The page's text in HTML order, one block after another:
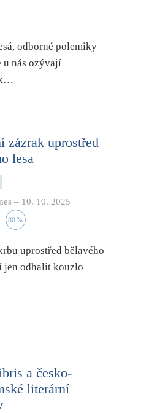
odborné polemiky
u nás ozývají
zázrak uprostřed
lesa
– 10. 10. 2025
80%
uprostřed bělavého
jen odhalit kouzlo
a česko-
literární